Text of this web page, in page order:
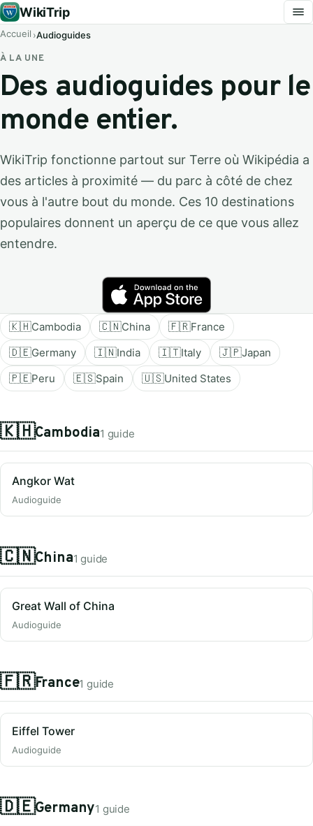
WikiTrip
Accueil Audioguides
À LA UNE
Des audioguides pour le
monde entier.
WikiTrip fonctionne partout sur Terre où Wikipédia a
des articles à proximité — du parc à côté de chez
vous à l'autre bout du monde. Ces 10 destinations
populaires donnent un aperçu de ce que vous allez
entendre.
🇰🇭Cambodia 🇨🇳China 🇫🇷France
🇩🇪Germany 🇮🇳India 🇮🇹Italy 🇯🇵Japan
🇵🇪Peru 🇪🇸Spain 🇺🇸United States
🇰🇭Cambodia1 guide
Angkor Wat
Audioguide
🇨🇳China1 guide
Great Wall of China
Audioguide
🇫🇷France1 guide
Eiffel Tower
Audioguide
🇩🇪Germany1 guide